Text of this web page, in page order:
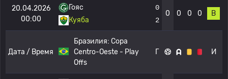
20.04.2026
00:00
Гояс
Куяба
0
2
0 0 0 0 В
Дата / Время
Бразилия: Copa
Centro-Oeste - Play
Offs
Г И